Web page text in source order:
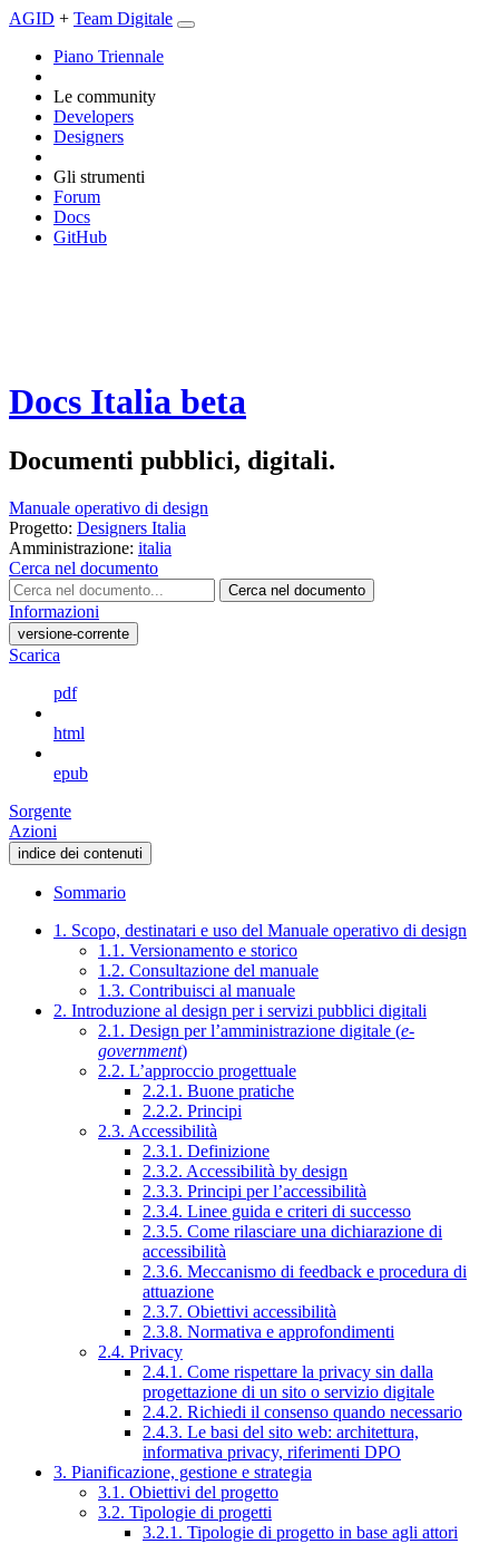
AGID + Team Digitale
Piano Triennale
Le community
Developers
Designers
Gli strumenti
Forum
Docs
GitHub
Docs Italia beta
Documenti pubblici, digitali.
Manuale operativo di design
Progetto: Designers Italia
Amministrazione: italia
Cerca nel documento
Cerca nel documento
Informazioni
versione-corrente
Scarica
pdf
html
epub
Sorgente
Azioni
indice dei contenuti
Sommario
1. Scopo, destinatari e uso del Manuale operativo di design
1.1. Versionamento e storico
1.2. Consultazione del manuale
1.3. Contribuisci al manuale
2. Introduzione al design per i servizi pubblici digitali
2.1. Design per l’amministrazione digitale (e-
government)
2.2. L’approccio progettuale
2.2.1. Buone pratiche
2.2.2. Principi
2.3. Accessibilità
2.3.1. Definizione
2.3.2. Accessibilità by design
2.3.3. Principi per l’accessibilità
2.3.4. Linee guida e criteri di successo
2.3.5. Come rilasciare una dichiarazione di
accessibilità
2.3.6. Meccanismo di feedback e procedura di
attuazione
2.3.7. Obiettivi accessibilità
2.3.8. Normativa e approfondimenti
2.4. Privacy
2.4.1. Come rispettare la privacy sin dalla
progettazione di un sito o servizio digitale
2.4.2. Richiedi il consenso quando necessario
2.4.3. Le basi del sito web: architettura,
informativa privacy, riferimenti DPO
3. Pianificazione, gestione e strategia
3.1. Obiettivi del progetto
3.2. Tipologie di progetti
3.2.1. Tipologie di progetto in base agli attori